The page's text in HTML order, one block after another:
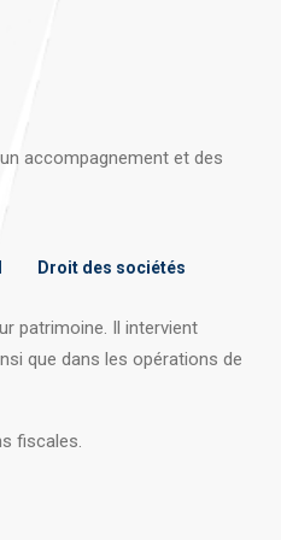
accompagnement et des
Droit des sociétés
patrimoine. Il intervient
que dans les opérations de
fiscales.